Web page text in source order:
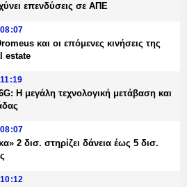
επενδύσεις σε ΑΠΕ
08:07
και οι επόμενες κινήσεις της
estate
11:19
Η μεγάλη τεχνολογική μετάβαση και
08:07
2 δισ. στηρίζει δάνεια έως 5 δισ.
10:12